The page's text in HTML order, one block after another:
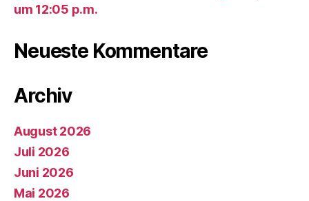
um 12:05 p.m.
Neueste Kommentare
Archiv
August 2026
Juli 2026
Juni 2026
Mai 2026